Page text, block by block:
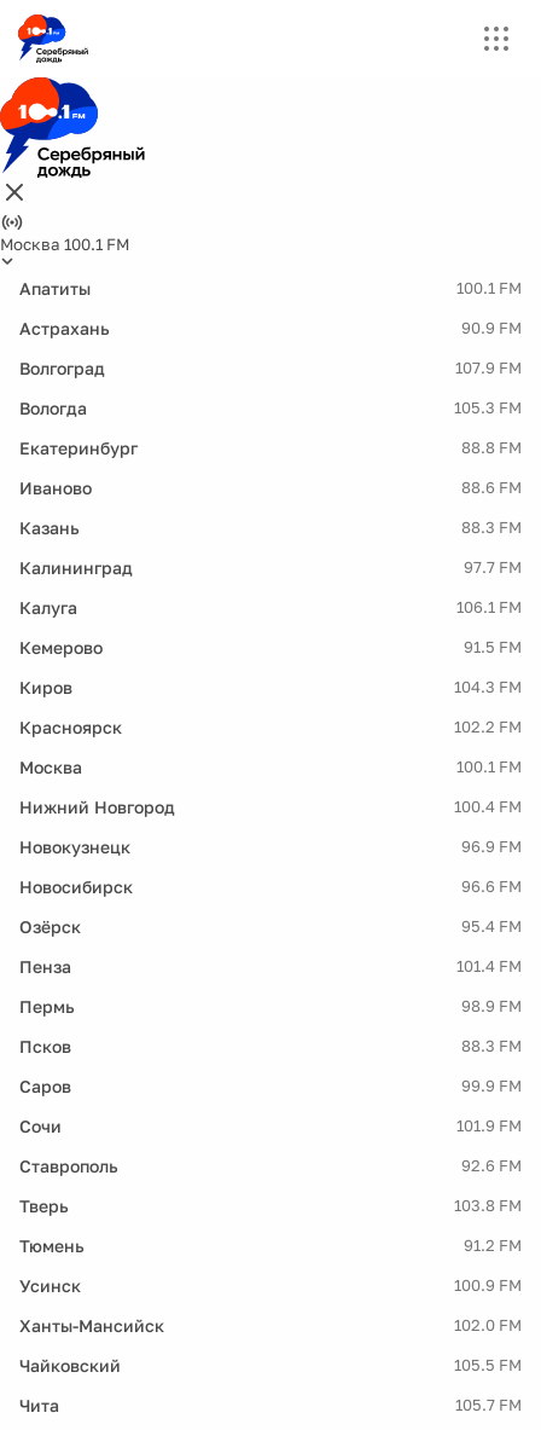
Москва 100.1 FM
Апатиты 100.1 FM
Астрахань 90.9 FM
Волгоград 107.9 FM
Вологда 105.3 FM
Екатеринбург 88.8 FM
Иваново 88.6 FM
Казань 88.3 FM
Калининград 97.7 FM
Калуга 106.1 FM
Кемерово 91.5 FM
Киров 104.3 FM
Красноярск 102.2 FM
Москва 100.1 FM
Нижний Новгород 100.4 FM
Новокузнецк 96.9 FM
Новосибирск 96.6 FM
Озёрск 95.4 FM
Пенза 101.4 FM
Пермь 98.9 FM
Псков 88.3 FM
Саров 99.9 FM
Сочи 101.9 FM
Ставрополь 92.6 FM
Тверь 103.8 FM
Тюмень 91.2 FM
Усинск 100.9 FM
Ханты-Мансийск 102.0 FM
Чайковский 105.5 FM
Чита 105.7 FM